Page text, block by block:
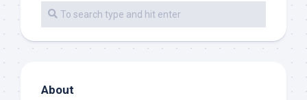
About